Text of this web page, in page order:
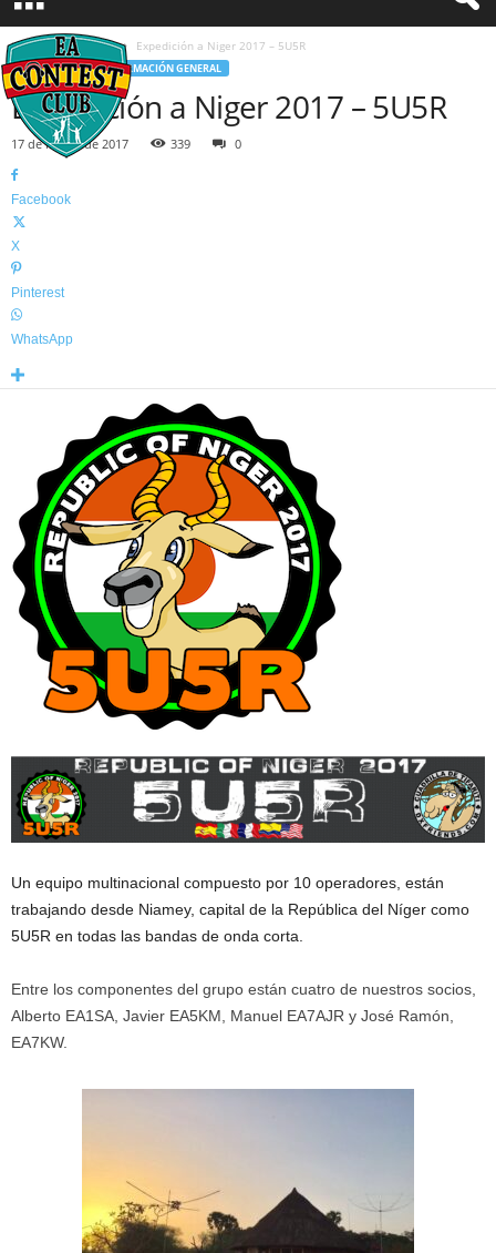
Inicio Concursos Expedición a Niger 2017 – 5U5R
CONCURSOS INFORMACIÓN GENERAL
Expedición a Niger 2017 – 5U5R
17 de marzo de 2017 339 0
Facebook
X
Pinterest
WhatsApp
Un equipo multinacional compuesto por 10 operadores, están
trabajando desde Niamey, capital de la República del Níger como
5U5R en todas las bandas de onda corta.
Entre los componentes del grupo están cuatro de nuestros socios,
Alberto EA1SA, Javier EA5KM, Manuel EA7AJR y José Ramón,
EA7KW.